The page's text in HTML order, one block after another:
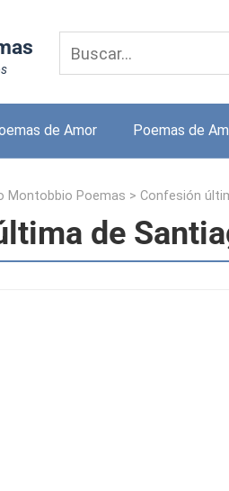
de Amor Poemas de
Montobbio Poemas > Confesión
de